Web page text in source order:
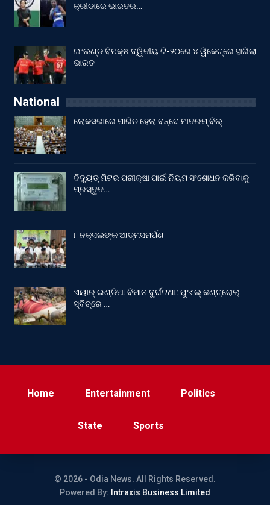
କ୍ରୀଡାରେ ଭାରତର…
ଇଂଲଣ୍ଡ ବିପକ୍ଷ ଦ୍ୱିତୀୟ ଟି-୨୦ରେ ୪ ୱିକେଟ୍‌ରେ ହାରିଲା
ଭାରତ
National
ଲୋକସଭାରେ ପାରିତ ହେଲା ବନ୍ଦେ ମାତରମ୍‌ ବିଲ୍‌
ବିଦ୍ୟୁତ୍ ମିଟର ପରୀକ୍ଷା ପାଇଁ ନିୟମ ସଂଶୋଧନ କରିବାକୁ
ପ୍ରସ୍ତୁତ…
୮ ନକ୍ସଲଙ୍କ ଆତ୍ମସମର୍ପଣ
ଏୟାର୍ ଇଣ୍ଡିଆ ବିମାନ ଦୁର୍ଘଟଣା: ଫୁଏଲ୍‌ କଣ୍ଟ୍ରୋଲ୍‌
ସ୍ବିଚ୍‌ରେ …
Home Entertainment Politics
State Sports
© 2026 - Odia News. All Rights Reserved.
Powered By: Intraxis Business Limited